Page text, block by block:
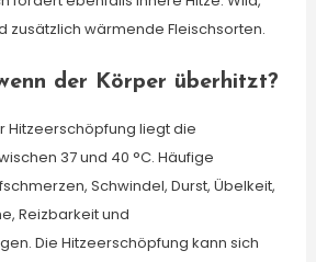
zusätzlich wärmende Fleischsorten.
der Körper überhitzt?
Hitzeerschöpfung liegt die
37 und 40 °C. Häufige
Schwindel, Durst, Übelkeit,
Reizbarkeit und
Die Hitzeerschöpfung kann sich